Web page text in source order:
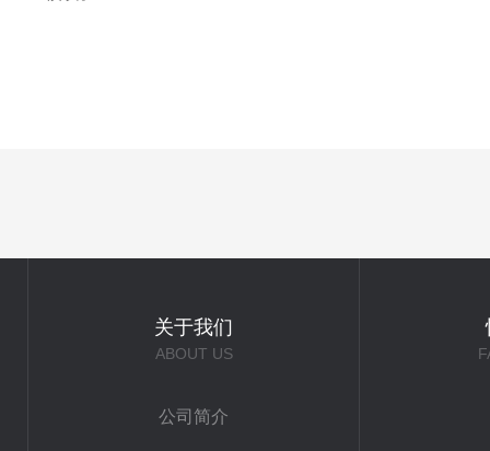
关于我们
ABOUT US
公司简介